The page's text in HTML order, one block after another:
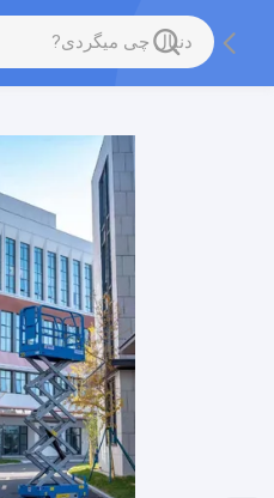
{cookie_flags:
"SameSite=None;Secure"});